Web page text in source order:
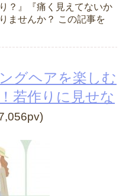
？』『痛く見えてないか
ませんか？ この記事を
グヘアを楽しむ
若作りに見せな